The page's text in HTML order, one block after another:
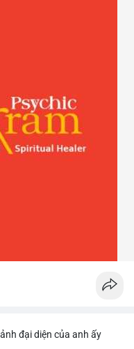
đại diện của anh ấy